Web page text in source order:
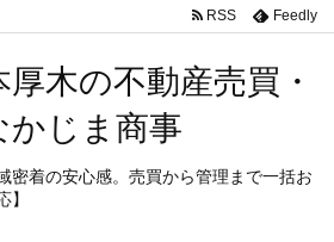
木の不動産売買・
かじま商事
密着の安心感。売買から管理まで一括お
RSS Feedly